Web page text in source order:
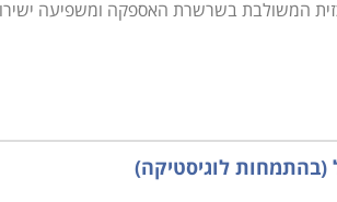
המשולבת בשרשרת האספקה ומשפיעה
(בהתמחות לוגיסטיקה)